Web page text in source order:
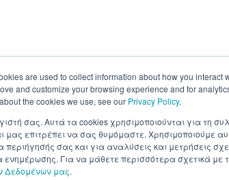
are used to collect information about how you interact
and customize your browsing experience and for
the cookies we use, see our Privacy Policy.
σας. Αυτά τα cookies χρησιμοποιούνται για τη
μας επιτρέπει να σας θυμόμαστε. Χρησιμοποιούμε
σας και για αναλύσεις και μετρήσεις
Για να μάθετε περισσότερα σχετικά με
Δεδομένων μας.